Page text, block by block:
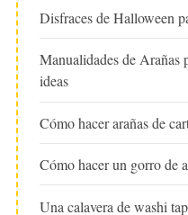
Disfraces de Halloween
Manualidades de Arañas
ideas
Cómo hacer arañas de
Cómo hacer un gorro de
Una calavera de washi